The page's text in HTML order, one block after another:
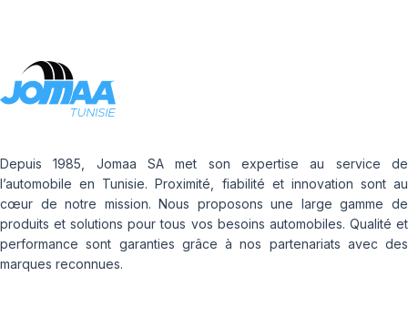
Depuis 1985, Jomaa SA met son expertise au service de
l’automobile en Tunisie. Proximité, fiabilité et innovation sont au
cœur de notre mission. Nous proposons une large gamme de
produits et solutions pour tous vos besoins automobiles. Qualité et
performance sont garanties grâce à nos partenariats avec des
marques reconnues.